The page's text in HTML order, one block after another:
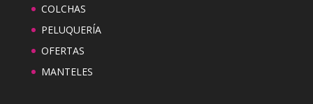
COLCHAS
PELUQUERÍA
OFERTAS
MANTELES